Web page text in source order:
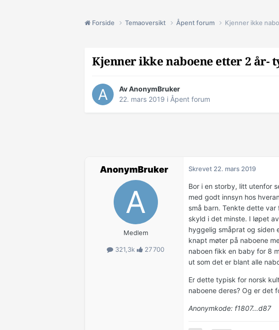
Forside Temaoversikt Åpent forum Kjenner ikke
Kjenner ikke naboene etter 2 år-
Av AnonymBruker
22. mars 2019 i Åpent forum
AnonymBruker
Medlem
321,3k 27 700
Skrevet 22. mars 2019
Bor i en storby, litt utenfor
med godt innsyn hos
små barn. Tenkte dette
skyld i det minste. I løpet
hyggelig småprat og siden
knapt møter på naboene
naboen fikk en baby for 8
ut som det er blant alle
Er dette typisk for norsk
naboene deres? Og er det
Anonymkode: f1807...d87